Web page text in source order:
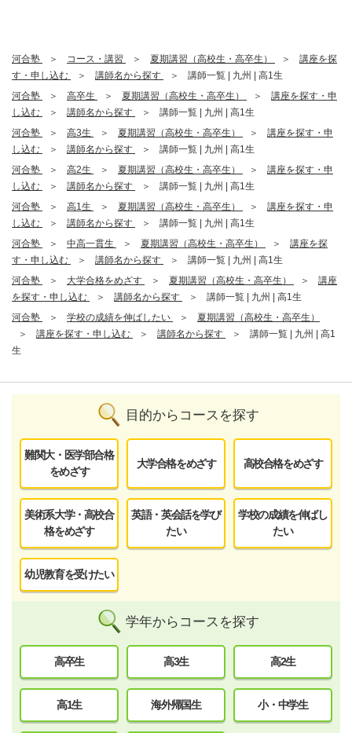
河合塾 コース・講習 夏期講習（高校生・高卒生）
講座を探
す・申し込む
講師名から探す
講師一覧 | 九州 | 高1生
河合塾
高卒生 夏期講習（高校生・高卒生）
講座を探す・申
し込む
講師名から探す
講師一覧 | 九州 | 高1生
河合塾
高3生 夏期講習（高校生・高卒生）
講座を探す・申
し込む
講師名から探す
講師一覧 | 九州 | 高1生
河合塾
高2生 夏期講習（高校生・高卒生）
講座を探す・申
し込む
講師名から探す
講師一覧 | 九州 | 高1生
河合塾
高1生 夏期講習（高校生・高卒生）
講座を探す・申
し込む
講師名から探す
講師一覧 | 九州 | 高1生
河合塾
中高一貫生 夏期講習（高校生・高卒生）
講座を探
す・申し込む
講師名から探す
講師一覧 | 九州 | 高1生
河合塾
大学合格をめざす 夏期講習（高校生・高卒生）
講座
を探す・申し込む
講師名から探す
講師一覧 | 九州 | 高1生
河合塾
学校の成績を伸ばしたい
夏期講習（高校生・高卒生）
講座を探す・申し込む
講師名から探す
講師一覧 | 九州 | 高1
生
目的からコースを探す
難関大・医学部合格
をめざす
大学合格をめざす 高校合格をめざす
美術系大学・高校合
格をめざす
英語・英会話を学び
たい
学校の成績を伸ばし
たい
幼児教育を受けたい
学年からコースを探す
高卒生 高3生 高2生
高1生 海外帰国生 小・中学生